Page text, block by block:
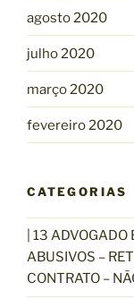
agosto 2020
julho 2020
março 2020
fevereiro 2020
CATEGORIAS
| 13
ABUSIVOS –
CONTRATO –